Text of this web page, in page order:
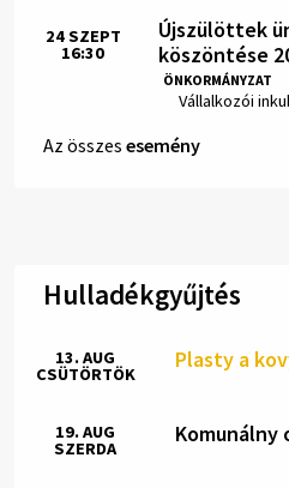
Újszülöttek
köszöntése
ÖNKORMÁNYZAT
Hely:
Vállalkozói
Idő:
24SZEPT
16:30
Az összes esemény
Hulladékgyűjtés
Plasty a
13. AUG
CSÜTÖRTÖK
Komunálny
19. AUG
SZERDA